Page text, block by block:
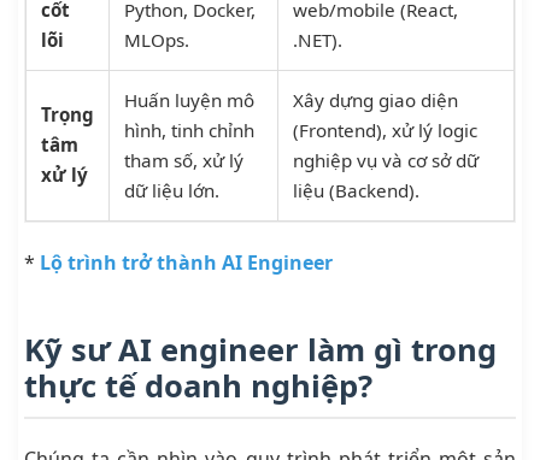
cốt
lõi
Python, Docker,
MLOps.
web/mobile (React,
.NET).
Trọng
tâm
xử lý
Huấn luyện mô
hình, tinh chỉnh
tham số, xử lý
dữ liệu lớn.
Xây dựng giao diện
(Frontend), xử lý logic
nghiệp vụ và cơ sở dữ
liệu (Backend).
* Lộ trình trở thành AI Engineer
Kỹ sư AI engineer làm gì trong
thực tế doanh nghiệp?